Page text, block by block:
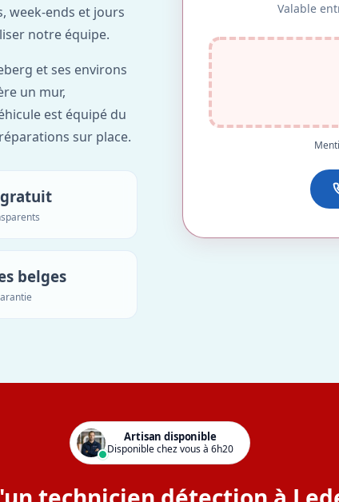
week-ends et jours
notre équipe.
et ses environs
un mur,
est équipé du
sur place.
belges
Valable
Artisan disponible
Disponible chez vous à 6h20